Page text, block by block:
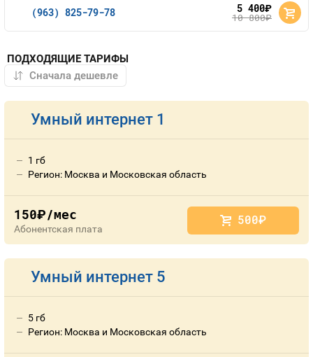
(963) 825-79-78 5 400руб.
10 800руб.
ПОДХОДЯЩИЕ ТАРИФЫ
Умный интернет 1
1 гб
Регион: Москва и Московская область
150руб./мес
Абонентская плата
500руб.
Умный интернет 5
5 гб
Регион: Москва и Московская область